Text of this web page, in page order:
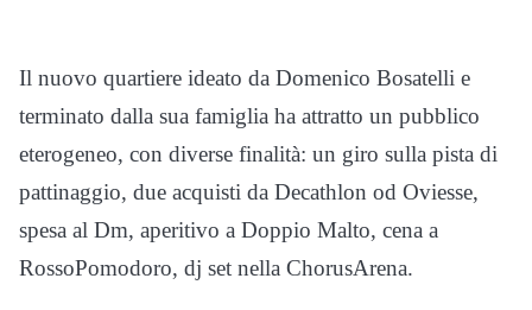
Il nuovo quartiere ideato da Domenico Bosatelli e
terminato dalla sua famiglia ha attratto un pubblico
eterogeneo, con diverse finalità: un giro sulla pista di
pattinaggio, due acquisti da Decathlon od Oviesse,
spesa al Dm, aperitivo a Doppio Malto, cena a
RossoPomodoro, dj set nella ChorusArena.